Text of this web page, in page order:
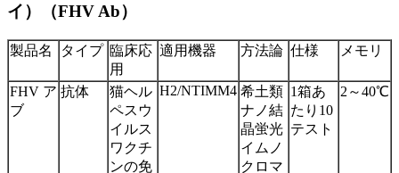
イ）（FHV Ab）
製品名 タイプ 臨床応
用
適用機器 方法論 仕様 メモリ
FHV ア
ブ
抗体
猫ヘル
ペスウ
イルス
ワクチ
ンの免
H2/NTIMM4 希土類
ナノ結
晶蛍光
イムノ
クロマ
1箱あ
たり10
テスト
2～40℃